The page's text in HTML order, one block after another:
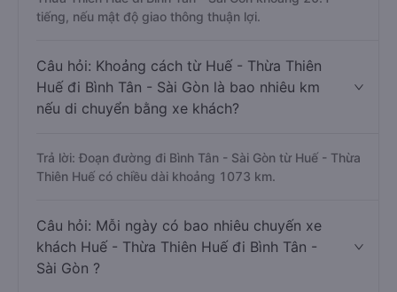
tiếng, nếu mật độ giao thông thuận lợi.
Câu hỏi: Khoảng cách từ Huế - Thừa Thiên
Huế đi Bình Tân - Sài Gòn là bao nhiêu km
nếu di chuyển bằng xe khách?
Trả lời: Đoạn đường đi Bình Tân - Sài Gòn từ Huế - Thừa
Thiên Huế có chiều dài khoảng 1073 km.
Câu hỏi: Mỗi ngày có bao nhiêu chuyến xe
khách Huế - Thừa Thiên Huế đi Bình Tân -
Sài Gòn ?